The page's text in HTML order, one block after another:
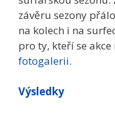
závěru sezony
na kolech i na
pro ty, kteří se
fotogalerii.
Výsledky